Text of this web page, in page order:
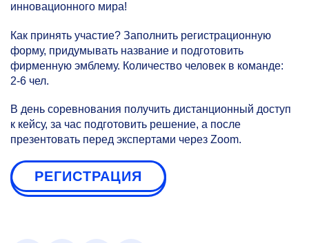
инновационного мира!
Как принять участие? Заполнить регистрационную
форму, придумывать название и подготовить
фирменную эмблему. Количество человек в команде:
2-6 чел.
В день соревнования получить дистанционный доступ
к кейсу, за час подготовить решение, а после
презентовать перед экспертами через Zoom.
РЕГИСТРАЦИЯ